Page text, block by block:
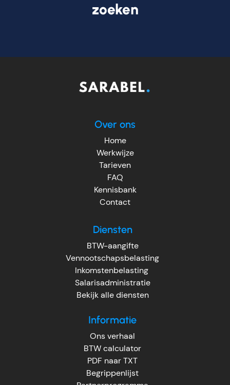
zoeken
Over ons
Home
Werkwijze
Tarieven
FAQ
Kennisbank
Contact
Diensten
BTW-aangifte
Vennootschapsbelasting
Inkomstenbelasting
Salarisadministratie
Bekijk alle diensten
Informatie
Ons verhaal
BTW calculator
PDF naar TXT
Begrippenlijst